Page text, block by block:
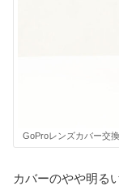
GoProレンズカバー交換
カバーのやや明る